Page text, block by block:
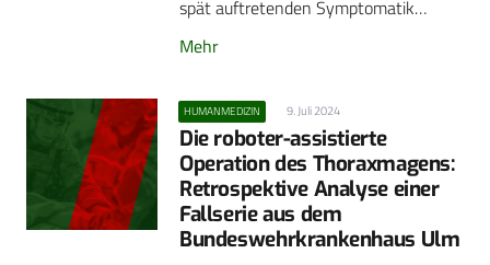
spät auftretenden Symptomatik…
Mehr
HUMANMEDIZIN 9. Juli 2024
Die roboter-assistierte
Operation des Thoraxmagens:
Retrospektive Analyse einer
Fallserie aus dem
Bundeswehrkrankenhaus Ulm